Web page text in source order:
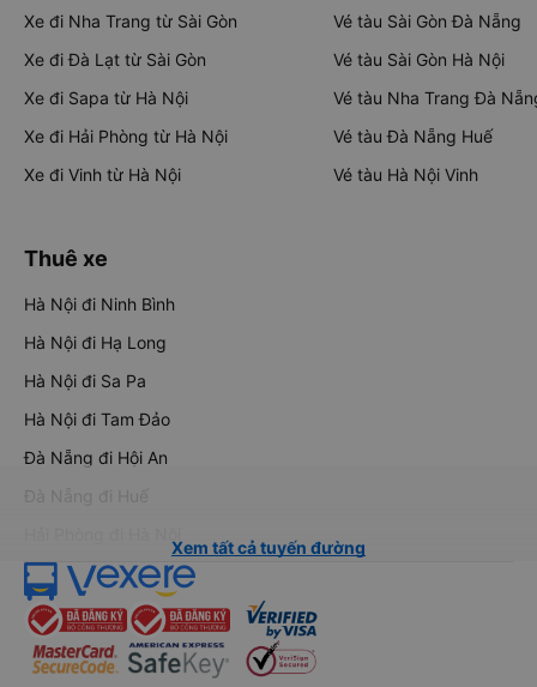
Xe đi Nha Trang từ Sài Gòn
Xe đi Đà Lạt từ Sài Gòn
Xe đi Sapa từ Hà Nội
Xe đi Hải Phòng từ Hà Nội
Xe đi Vinh từ Hà Nội
Vé tàu Sài Gòn Đà Nẵng
Vé tàu Sài Gòn Hà Nội
Vé tàu Nha Trang Đà
Vé tàu Đà Nẵng Huế
Vé tàu Hà Nội Vinh
Thuê xe
Hà Nội đi Ninh Bình
Hà Nội đi Hạ Long
Hà Nội đi Sa Pa
Hà Nội đi Tam Đảo
Đà Nẵng đi Hội An
Đà Nẵng đi Huế
Xem tất cả tuyến đường